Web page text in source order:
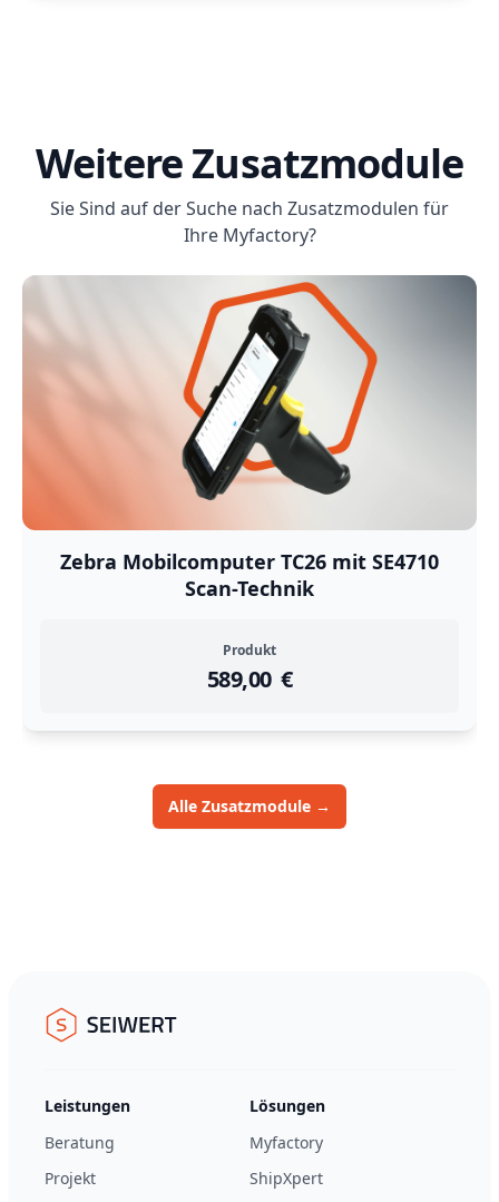
Weitere Zusatzmodule
Sie Sind auf der Suche nach Zusatzmodulen für
Ihre Myfactory?
Zebra Mobilcomputer TC26 mit SE4710
Scan-Technik
Produkt
589,00 €
instock
Return Policy
Alle Zusatzmodule →
Seiwert GmbH
Leistungen
Beratung
Projekt
Lösungen
Myfactory
ShipXpert